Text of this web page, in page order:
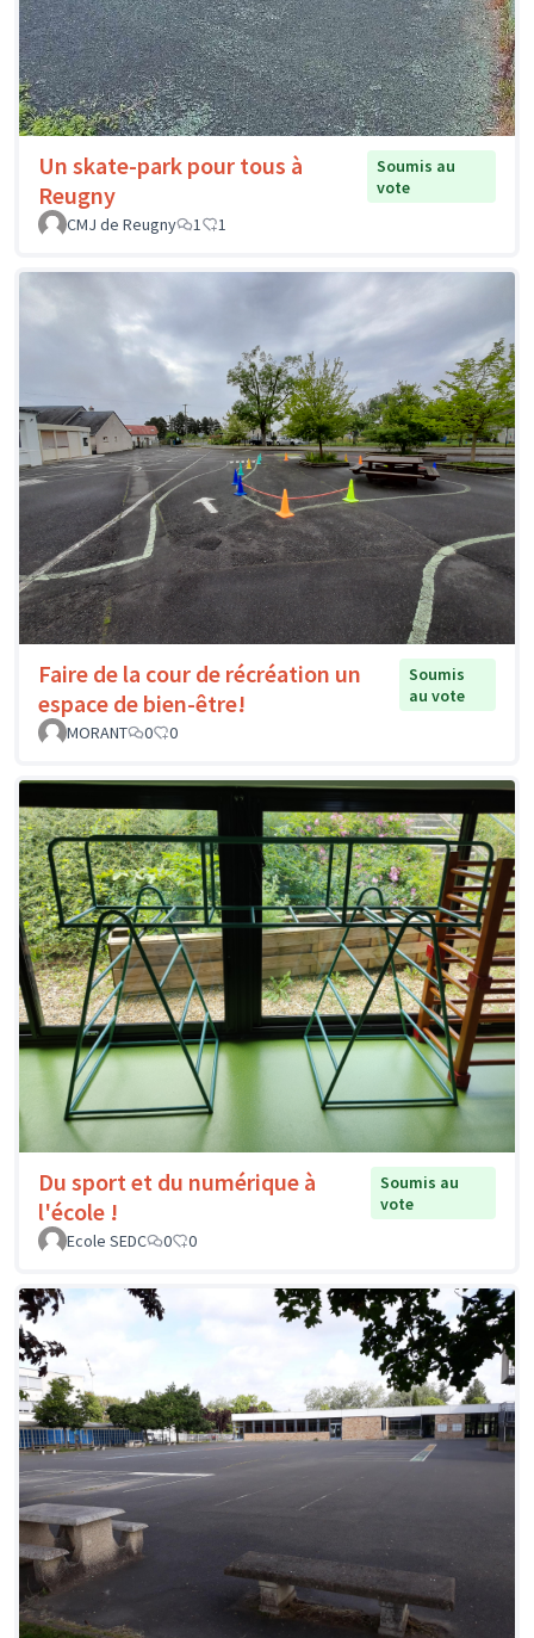
Un skate-park pour tous à
Reugny
Soumis au
vote
CMJ de Reugny
1 1
Faire de la cour de récréation un
espace de bien-être!
Soumis
au vote
MORANT
0 0
Du sport et du numérique à
l'école !
Soumis au
vote
Ecole SEDC
0 0